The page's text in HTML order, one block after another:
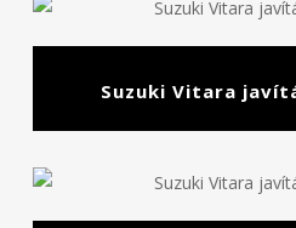
Suzuki Vitara